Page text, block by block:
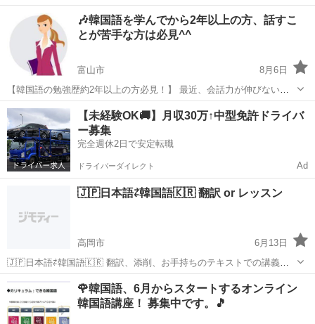
たいと思ったことはありますか?あなたを助けるためにここにいます！
私の名前は千鳥羽です。最近、末日聖徒イエス・キリスト教会のボラ
ンティアとして高岡に来...
スペイン語 キリスト教会
🎶韓国語を学んでから2年以上の方、話すこ
とが苦手な方は必見^^
富山市
8月6日
【韓国語の勉強歴約2年以上の方必見！】 最近、会話力が伸びないと
感じていませんか？ 講座ではまずフリートーキングを行ってから授業
に入ります。 そうすることで自然と知らないうちに韓国語がすらすら
喋れるようになります。...
富山 富山市 韓国語 ハングル
【未経験OK🚚】月収30万↑中型免許ドライバ
ー募集
完全週休2日で安定転職
ドライバーダイレクト Ad
🇯🇵日本語⇄韓国語🇰🇷 翻訳 or レッスン
高岡市
6月13日
🇯🇵日本語⇄韓国語🇰🇷 翻訳、添削、お手持ちのテキストでの講義お
手伝いします₍ᐢ⑅•ᴗ•⑅ᐢ₎ オンライン、対面可能です！ 🌟翻訳🌟 300円~
文字数に応じてご相談お願いします。(SNSでのやり取り可) ご自身...
韓国語 芸能事務所
🌹韓国語、6月からスタートするオンライン
韓国語講座！ 募集中です。🎵